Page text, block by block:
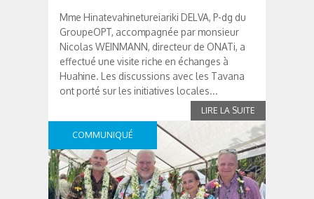
Mme Hinatevahinetureiariki DELVA, P-dg du
GroupeOPT, accompagnée par monsieur
Nicolas WEINMANN, directeur de ONATi, a
effectué une visite riche en échanges à
Huahine. Les discussions avec les Tavana
ont porté sur les initiatives locales...
COMMUNIQUÉ